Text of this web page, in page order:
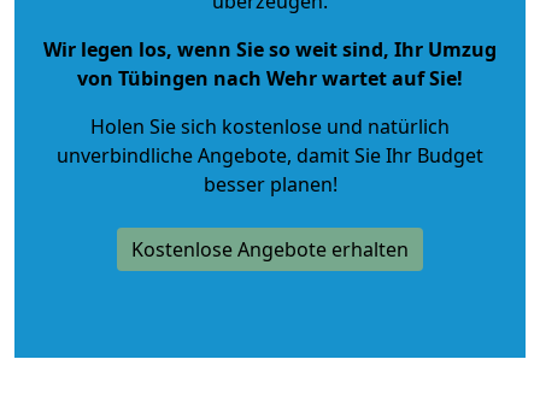
Wir legen los, wenn Sie so weit sind, Ihr Umzug
von Tübingen nach Wehr wartet auf Sie!
Holen Sie sich kostenlose und natürlich
unverbindliche Angebote, damit Sie Ihr Budget
besser planen!
Kostenlose Angebote erhalten